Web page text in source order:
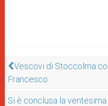
Vescovi di Stoccolma
Francesco
Si è conclusa la